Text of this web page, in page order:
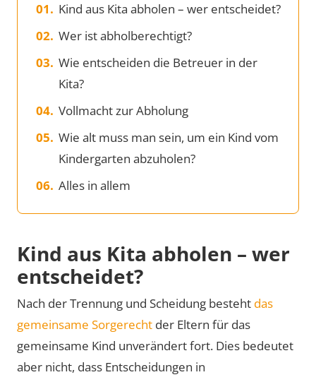
Kind aus Kita abholen – wer entscheidet?
Wer ist abholberechtigt?
Wie entscheiden die Betreuer in der
Kita?
Vollmacht zur Abholung
Wie alt muss man sein, um ein Kind vom
Kindergarten abzuholen?
Alles in allem
Kind aus Kita abholen – wer
entscheidet?
Nach der Trennung und Scheidung besteht das
gemeinsame Sorgerecht der Eltern für das
gemeinsame Kind unverändert fort. Dies bedeutet
aber nicht, dass Entscheidungen in